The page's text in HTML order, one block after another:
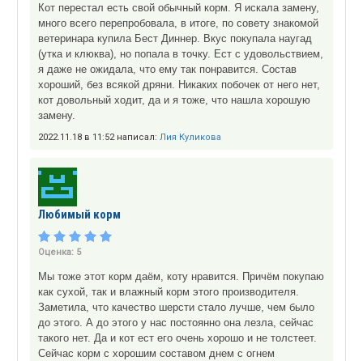
Кот перестал есть свой обычный корм. Я искала замену,
много всего перепробовала, в итоге, по совету знакомой
ветеринара купила Бест Диннер. Вкус покупала наугад
(утка и клюква), но попала в точку. Ест с удовольствием,
я даже не ожидала, что ему так понравится. Состав
хороший, без всякой дряни. Никаких побочек от него нет,
кот довольный ходит, да и я тоже, что нашла хорошую
замену.
2022.11.18 в 11:52 написал: Лия Куликова
Любимый корм
Оценка: 5
Мы тоже этот корм даём, коту нравится. Причём покупаю
как сухой, так и влажный корм этого производителя.
Заметила, что качество шерсти стало лучше, чем было
до этого. А до этого у нас постоянно она лезла, сейчас
такого нет. Да и кот ест его очень хорошо и не толстеет.
Сейчас корм с хорошим составом днем с огнем